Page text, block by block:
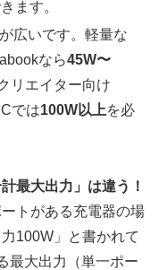
ます。
広いです。軽量な
なら45W〜
リエイター向け
では100W以上を必
最大出力」は違う！
トがある充電器の場
100W」と書かれて
最大出力（単一ポー